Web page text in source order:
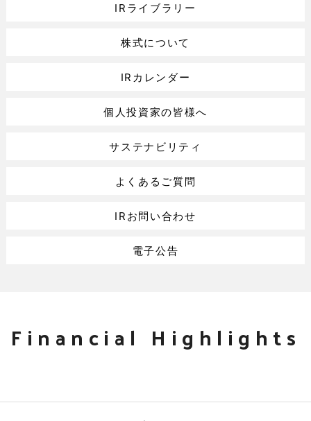
IRライブラリー
株式について
IRカレンダー
個人投資家の皆様へ
サステナビリティ
よくあるご質問
IRお問い合わせ
電子公告
Financial Highlights